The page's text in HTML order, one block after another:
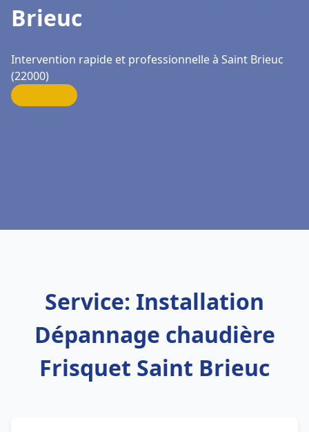
Brieuc
Intervention rapide et professionnelle à Saint Brieuc
(22000)
Service: Installation
Dépannage chaudière
Frisquet Saint Brieuc